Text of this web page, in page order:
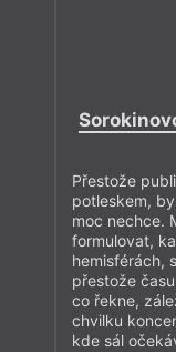
Přestože
potleskem,
moc nechce.
formulovat,
hemisférách,
přestože
co řekne,
chvilku
kde sál